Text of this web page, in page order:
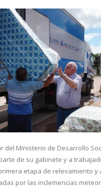
del Ministerio de Desarrollo
de su gabinete y a
etapa de relevamiento y
por las inclemencias